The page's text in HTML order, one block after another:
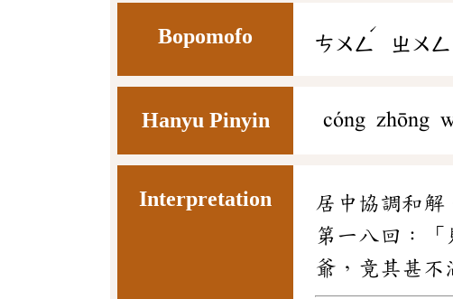
Bopomofo ㄘㄨㄥ
ˊ
ㄓㄨㄥ
Hanyu Pinyin cóng zhōng
Interpretation 居中協調和解
第一八回：
爺，竟其甚不